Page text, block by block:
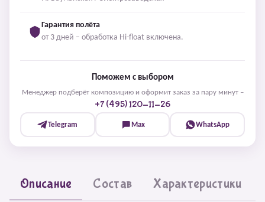
Гарантия полёта
от 3 дней – обработка Hi-float включена.
Поможем с выбором
Менеджер подберёт композицию и оформит заказ за пару минут –
+7 (495) 120-11-26
Telegram Max WhatsApp
Описание Состав Характеристики